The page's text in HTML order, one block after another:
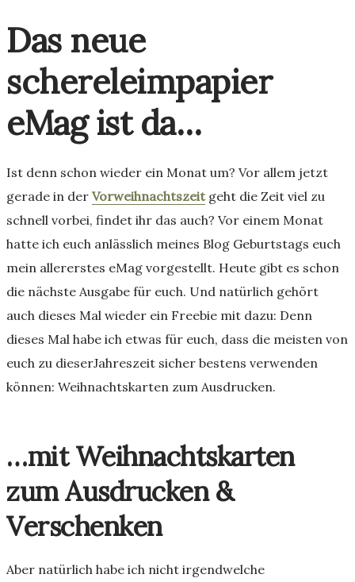
Das neue
schereleimpapier
eMag ist da…
Ist denn schon wieder ein Monat um? Vor allem jetzt
gerade in der Vorweihnachtszeitgeht die Zeit viel zu
schnell vorbei, findet ihr das auch? Vor einem Monat
hatte ich euch anlässlich meines Blog Geburtstags euch
mein allererstes eMag vorgestellt. Heute gibt es schon
die nächste Ausgabe für euch. Und natürlich gehört
auch dieses Mal wieder ein Freebie mit dazu: Denn
dieses Mal habe ich etwas für euch, dass die meisten von
euch zu dieserJahreszeit sicher bestens verwenden
können: Weihnachtskarten zum Ausdrucken.
…mit Weihnachtskarten
zum Ausdrucken &
Verschenken
Aber natürlich habe ich nicht irgendwelche